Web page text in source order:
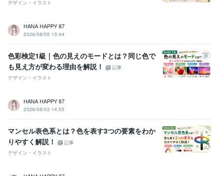
資格・検定
アロマテラピー検定1級 取得年 : 2020年
ビジネス・クリエイティブツール
STUDIO:1年
PowerPoint:1年
得意分野
Web制作・HP作成・EC構築 STUDIOによるWEBサイト制作 Word
PressによるWEBサイト制作 ペライチによるWEBサイト制作
Wix
BASE ストアカサムネイルの作成 ココナラサムネイルの作成 Figm
aデータをSTUDIOで実装
デザイン・イラスト
HANA HAPPY 87
2026/08/05 15:44
色彩検定1級｜色の見えのモードとは？同じ色で
も見え方が変わる理由を解説！
記事
デザイン・イラスト
HANA HAPPY 87
2026/08/03 14:55
マンセル表色系とは？色を表す3つの要素をわか
りやすく解説！
記事
デザイン・イラスト